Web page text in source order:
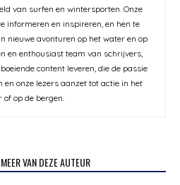
van surfen en wintersporten. Onze
informeren en inspireren, en hen te
nieuwe avonturen op het water en op
en enthousiast team van schrijvers,
content leveren, die de passie
en onze lezers aanzet tot actie in het
of op de bergen.
MEER VAN DEZE AUTEUR